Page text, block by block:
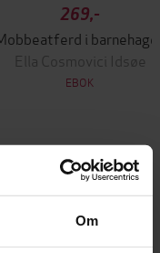
Om
269,-
i
Ella Cosmovici Idsøe
EBOK